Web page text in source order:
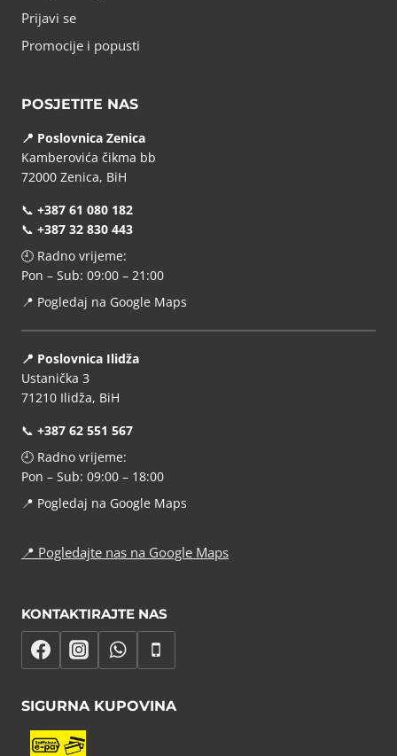
Prijavi se
Promocije i popusti
POSJETITE NAS
📍 Poslovnica Zenica
Kamberovića čikma bb
72000 Zenica, BiH
📞 +387 61 080 182
📞 +387 32 830 443
🕘 Radno vrijeme:
Pon – Sub: 09:00 – 21:00
📍 Pogledaj na Google Maps
📍 Poslovnica Ilidža
Ustanička 3
71210 Ilidža, BiH
📞 +387 62 551 567
🕘 Radno vrijeme:
Pon – Sub: 09:00 – 18:00
📍 Pogledaj na Google Maps
📍 Pogledajte nas na Google Maps
KONTAKTIRAJTE NAS
SIGURNA KUPOVINA